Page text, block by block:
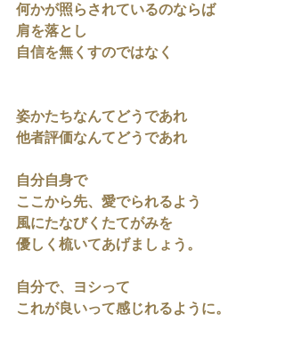
何かが照らされているのならば
肩を落とし
自信を無くすのではなく
姿かたちなんてどうであれ
他者評価なんてどうであれ
自分自身で
ここから先、愛でられるよう
風にたなびくたてがみを
優しく梳いてあげましょう。
自分で、ヨシって
これが良いって感じれるように。